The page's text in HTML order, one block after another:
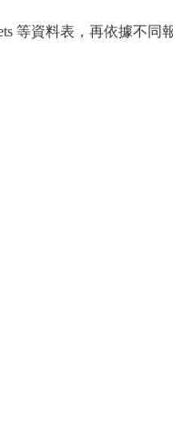
等資料表，再依據不